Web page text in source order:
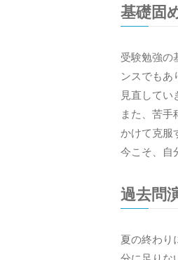
基礎固
受験勉強の
ンスでもあ
見直してい
また、苦
かけて克服
今こそ、自
過去問
夏の終わり